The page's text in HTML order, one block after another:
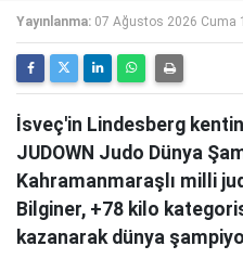
Yayınlanma: 07 Ağustos 2026 Cuma
İsveç'in Lindesberg
JUDOWN Judo Dünya
Kahramanmaraşlı milli
Bilginer, +78 kilo
kazanarak dünya